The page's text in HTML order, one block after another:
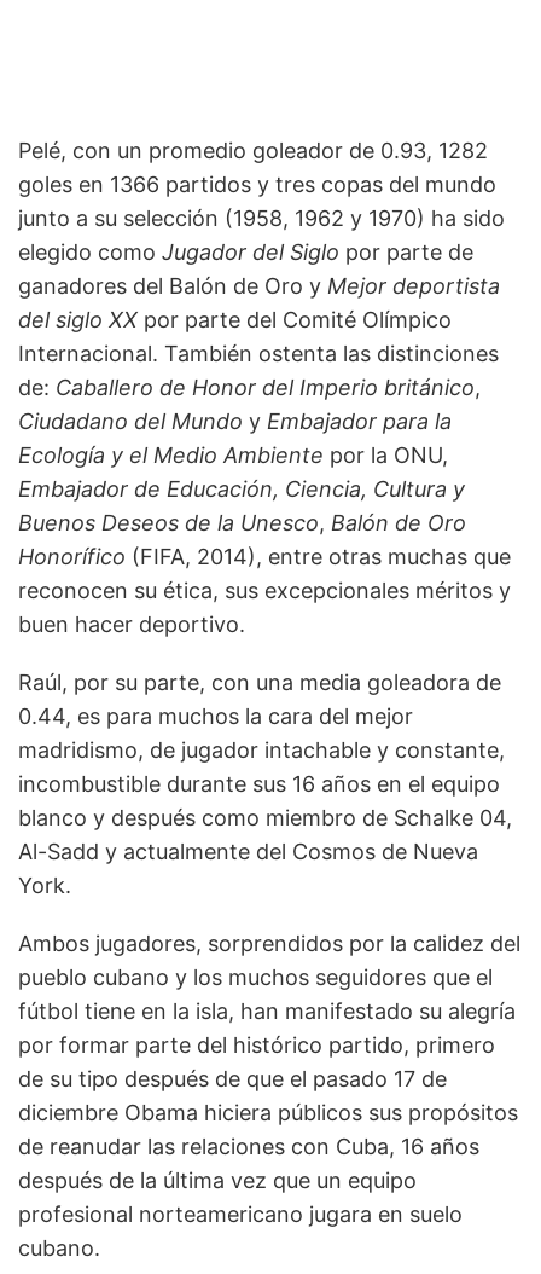
Pelé, con un promedio goleador de 0.93, 1282
goles en 1366 partidos y tres copas del mundo
junto a su selección (1958, 1962 y 1970) ha sido
elegido como Jugador del Siglo por parte de
ganadores del Balón de Oro y Mejor deportista
del siglo XX por parte del Comité Olímpico
Internacional. También ostenta las distinciones
de: Caballero de Honor del Imperio británico,
Ciudadano del Mundo y Embajador para la
Ecología y el Medio Ambiente por la ONU,
Embajador de Educación, Ciencia, Cultura y
Buenos Deseos de la Unesco, Balón de Oro
Honorífico (FIFA, 2014), entre otras muchas que
reconocen su ética, sus excepcionales méritos y
buen hacer deportivo.
Raúl, por su parte, con una media goleadora de
0.44, es para muchos la cara del mejor
madridismo, de jugador intachable y constante,
incombustible durante sus 16 años en el equipo
blanco y después como miembro de Schalke 04,
Al-Sadd y actualmente del Cosmos de Nueva
York.
Ambos jugadores, sorprendidos por la calidez del
pueblo cubano y los muchos seguidores que el
fútbol tiene en la isla, han manifestado su alegría
por formar parte del histórico partido, primero
de su tipo después de que el pasado 17 de
diciembre Obama hiciera públicos sus propósitos
de reanudar las relaciones con Cuba, 16 años
después de la última vez que un equipo
profesional norteamericano jugara en suelo
cubano.